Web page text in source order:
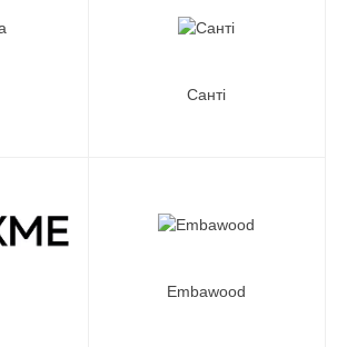
Санті
Embawood